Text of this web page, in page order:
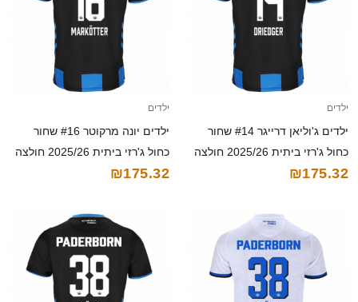
ילדים
ילדים ג'וליאן דרייגר #14 שחור
כחול ג'רזי ביתית 2025/26 חולצה
קצרה
₪175.32
ילדים
ילדים יונה מרקוטר #16 שחור
כחול ג'רזי ביתית 2025/26 חולצה
קצרה
₪175.32